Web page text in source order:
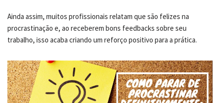
Ainda assim, muitos profissionais relatam que são felizes na
procrastinação e, ao receberem bons feedbacks sobre seu
trabalho, isso acaba criando um reforço positivo para a prática.